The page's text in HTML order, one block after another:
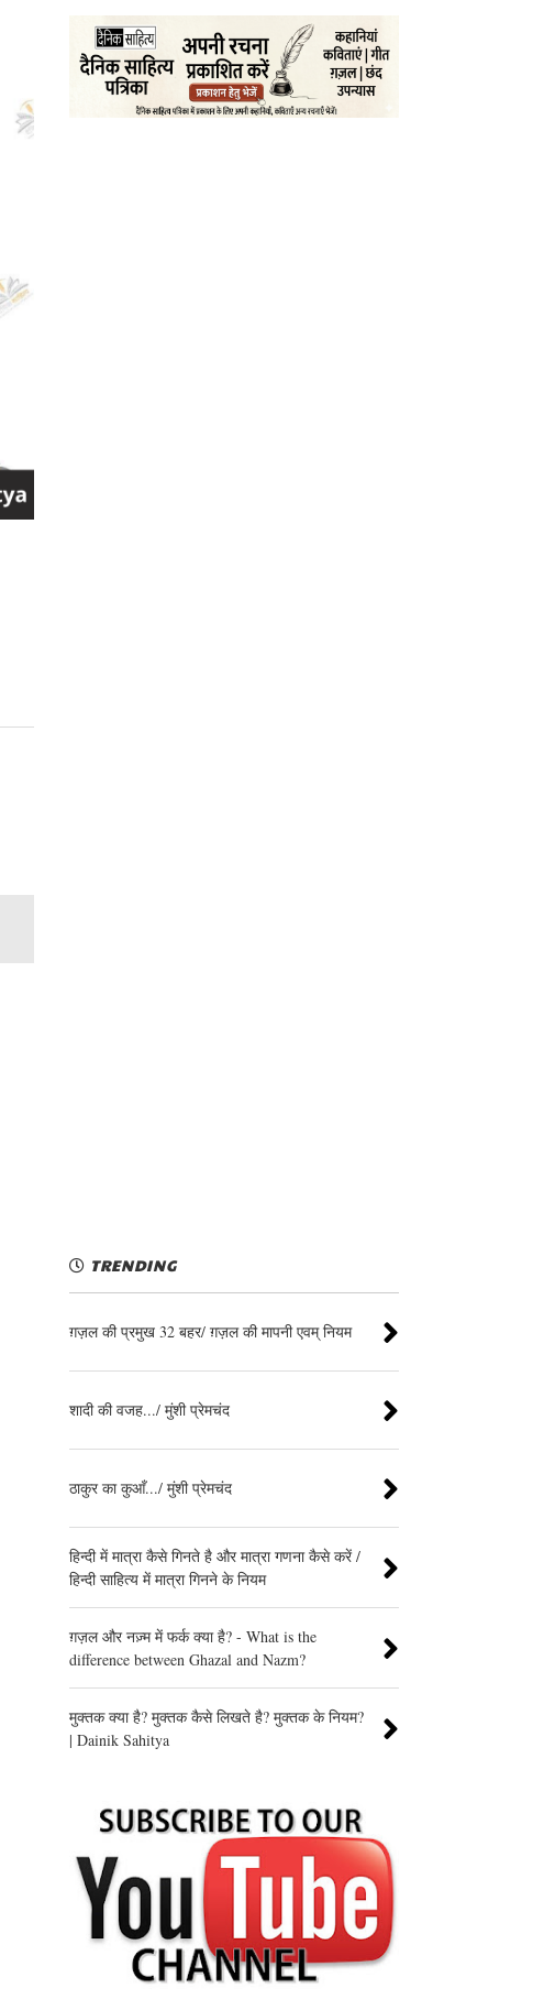
TRENDING
ग़ज़ल की प्रमुख 32 बहर/ ग़ज़ल की मापनी एवम् नियम
शादी की वजह.../ मुंशी प्रेमचंद
ठाकुर का कुआँ.../ मुंशी प्रेमचंद
हिन्दी में मात्रा कैसे गिनते है और मात्रा गणना कैसे करें /
हिन्दी साहित्य में मात्रा गिनने के नियम
ग़ज़ल और नज़्म में फर्क क्या है? - What is the
difference between Ghazal and Nazm?
मुक्तक क्या है? मुक्तक कैसे लिखते है? मुक्तक के नियम?
| Dainik Sahitya